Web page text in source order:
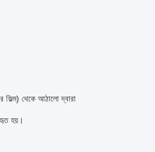
ফিল্ম) থেকে আঠালো দ্বারা
হয়।